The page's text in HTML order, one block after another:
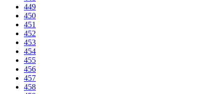
449
450
451
452
453
454
455
456
457
458